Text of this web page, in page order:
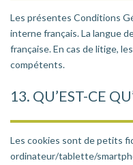
Les présentes Conditions
interne français. La langue
française. En cas de litige,
compétents.
13. QU’EST-CE
Les cookies sont de petits
ordinateur/tablette/